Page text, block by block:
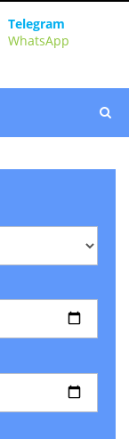
Telegram
WhatsApp